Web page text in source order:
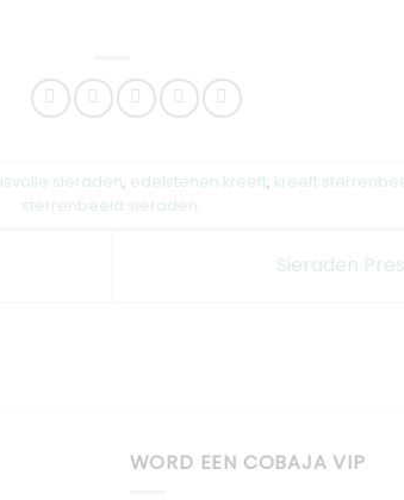
sieraden, edelstenen kreeft, kreeft
sterrenbeeld sieraden.
Sieraden
WORD EEN COBAJA VIP